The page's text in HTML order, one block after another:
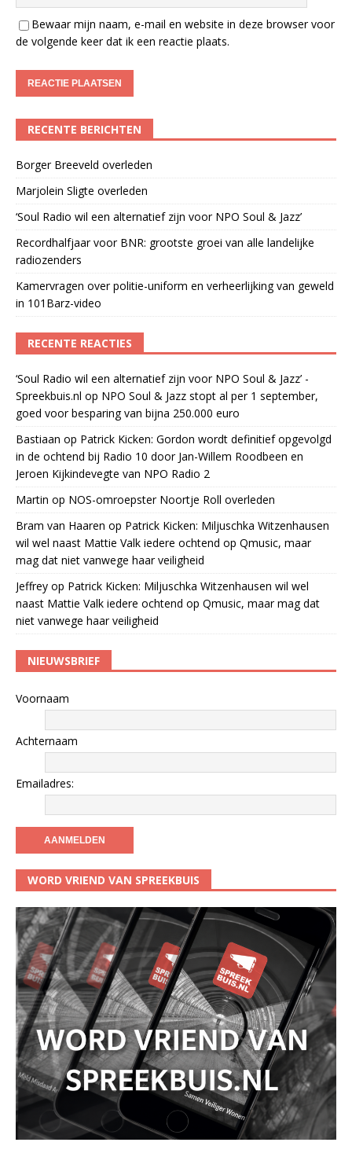
Bewaar mijn naam, e-mail en website in deze browser voor
de volgende keer dat ik een reactie plaats.
RECENTE BERICHTEN
Borger Breeveld overleden
Marjolein Sligte overleden
‘Soul Radio wil een alternatief zijn voor NPO Soul & Jazz’
Recordhalfjaar voor BNR: grootste groei van alle landelijke
radiozenders
Kamervragen over politie-uniform en verheerlijking van geweld
in 101Barz-video
RECENTE REACTIES
‘Soul Radio wil een alternatief zijn voor NPO Soul & Jazz’ -
Spreekbuis.nl op NPO Soul & Jazz stopt al per 1 september,
goed voor besparing van bijna 250.000 euro
Bastiaan op Patrick Kicken: Gordon wordt definitief opgevolgd
in de ochtend bij Radio 10 door Jan-Willem Roodbeen en
Jeroen Kijkindevegte van NPO Radio 2
Martin op NOS-omroepster Noortje Roll overleden
Bram van Haaren op Patrick Kicken: Miljuschka Witzenhausen
wil wel naast Mattie Valk iedere ochtend op Qmusic, maar
mag dat niet vanwege haar veiligheid
Jeffrey op Patrick Kicken: Miljuschka Witzenhausen wil wel
naast Mattie Valk iedere ochtend op Qmusic, maar mag dat
niet vanwege haar veiligheid
NIEUWSBRIEF
Voornaam
Achternaam
Emailadres:
WORD VRIEND VAN SPREEKBUIS